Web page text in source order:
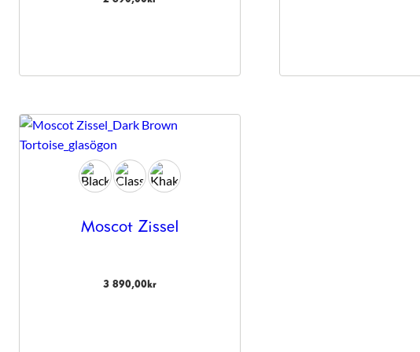
Moscot Zissel
3 890,00 kr
kakorna
kommer viss
funktionalitet
intressen och ditt